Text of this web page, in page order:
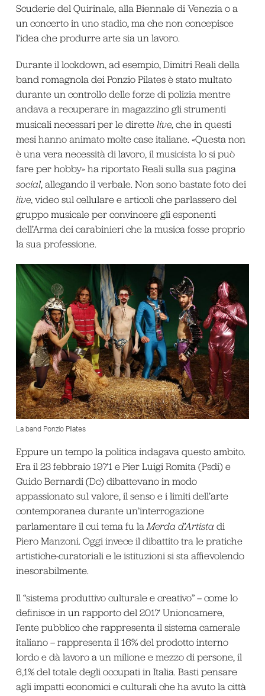
Scuderie del Quirinale, alla Biennale di Venezia o a
un concerto in uno stadio, ma che non concepisce
l’idea che produrre arte sia un lavoro.
Durante il lockdown, ad esempio, Dimitri Reali della
band romagnola dei Ponzio Pilates è stato multato
durante un controllo delle forze di polizia mentre
andava a recuperare in magazzino gli strumenti
musicali necessari per le dirette live, che in questi
mesi hanno animato molte case italiane. «Questa non
è una vera necessità di lavoro, il musicista lo si può
fare per hobby» ha riportato Reali sulla sua pagina
social, allegando il verbale. Non sono bastate foto dei
live, video sul cellulare e articoli che parlassero del
gruppo musicale per convincere gli esponenti
dell’Arma dei carabinieri che la musica fosse proprio
la sua professione.
La band Ponzio Pilates
Eppure un tempo la politica indagava questo ambito.
Era il 23 febbraio 1971 e Pier Luigi Romita (Psdi) e
Guido Bernardi (Dc) dibattevano in modo
appassionato sul valore, il senso e i limiti dell’arte
contemporanea durante un’interrogazione
parlamentare il cui tema fu laMerda d’Artista di
Piero Manzoni. Oggi invece il dibattito tra le pratiche
artistiche-curatoriali e le istituzioni si sta affievolendo
inesorabilmente.
Il “sistema produttivo culturale e creativo” – come lo
definisce in un rapporto del 2017 Unioncamere,
l’ente pubblico che rappresenta il sistema camerale
italiano – rappresenta il 16% del prodotto interno
lordo e dà lavoro a un milione e mezzo di persone, il
6,1% del totale degli occupati in Italia. Basti pensare
agli impatti economici e culturali che ha avuto la città